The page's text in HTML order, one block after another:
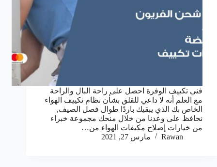
فني تكييف الوفرة احصل على راحة البال والراحة
مع العلم أنه لا داعي للقلق بشأن نظام تكييف الهواء
الخاص بك الذي يبقيك باردًا طوال فصل الصيف,
نحافظ على وعدنا من خلال منحك مجموعة خبراء
من خيارات إصلاح مكيفات الهواء من…
Rawan
مارس 27, 2021